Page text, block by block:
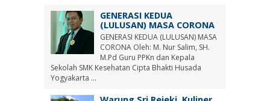
GENERASI KEDUA
(LULUSAN) MASA CORONA
GENERASI KEDUA (LULUSAN) MASA
CORONA Oleh: M. Nur Salim, SH.
M.Pd Guru PPKn dan Kepala
Sekolah SMK Kesehatan Cipta Bhakti Husada
Yogyakarta ...